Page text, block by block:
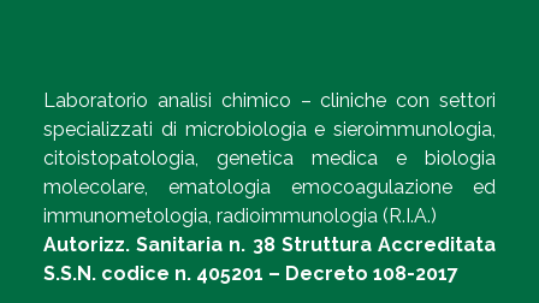
Laboratorio analisi chimico – cliniche con settori
specializzati di microbiologia e sieroimmunologia,
citoistopatologia, genetica medica e biologia
molecolare, ematologia emocoagulazione ed
immunometologia, radioimmunologia (R.I.A.)
Autorizz. Sanitaria n. 38 Struttura Accreditata
S.S.N. codice n. 405201 – Decreto 108-2017